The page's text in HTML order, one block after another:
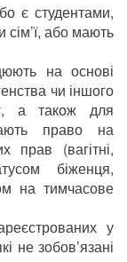
є студентами,
або мають
на основі
чи іншого
а також для
право на
прав (вагітні,
біженця,
на тимчасове
у
не зобов’язані